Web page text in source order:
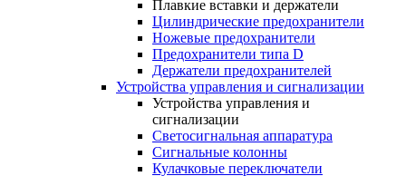
Плавкие вставки и держатели
Цилиндрические предохранители
Ножевые предохранители
Предохранители типа D
Держатели предохранителей
Устройства управления и сигнализации
Устройства управления и
сигнализации
Светосигнальная аппаратура
Сигнальные колонны
Кулачковые переключатели